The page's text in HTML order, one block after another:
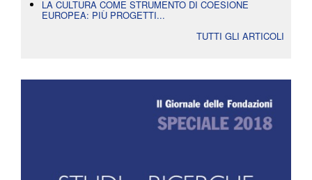
LA CULTURA COME STRUMENTO DI COESIONE
EUROPEA: PIÙ PROGETTI...
TUTTI GLI ARTICOLI